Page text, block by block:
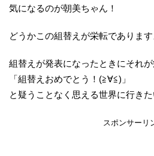
気になるのが朝美ちゃん！
どうかこの組替えが栄転でありま
組替えが発表になったときにそれが
「組替えおめでとう！(≧∀≦)」
と疑うことなく思える世界に行き
スポンサーリ